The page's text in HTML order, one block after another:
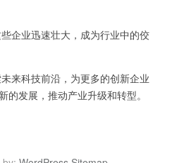
业迅速壮大，成为行业中的佼
科技前沿，为更多的创新企业
发展，推动产业升级和转型。